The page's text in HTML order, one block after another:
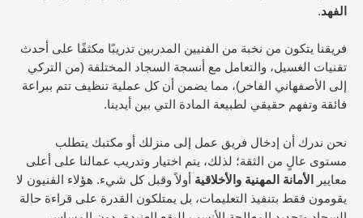
الفهد.
فريقنا يتكون من نخبة من الفنيين المدربين تدريبًا مكثفًا على أحدث
تقنيات الغسيل، والتعامل مع أنسجة السجاد المختلفة (من التركي
إلى الأصفهاني الفاخر)، مما يضمن أن كل عملية تنظيف تتم ببراعة
فائقة وتفهم حقيقي لطبيعة المادة التي بين أيدينا.
نحن ندرك أن إدخال فريق عمل إلى منزلك أو مكتبك يتطلب
مستوى عالٍ من الثقة؛ لذلك، يتم اختيار وتدريب عمالنا على أعلى
معايير
الأمانة المهنية والأخلاقية أولاً وقبل كل شيء. هؤلاء الفنيون لا
يقومون فقط بتنفيذ التعليمات، بل يمتلكون القدرة على قراءة حالة